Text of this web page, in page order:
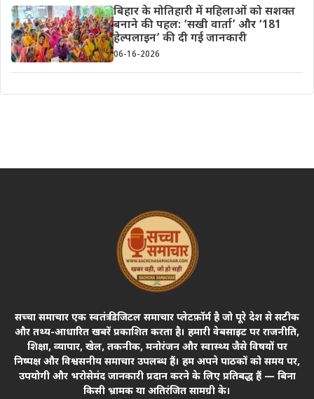
बिहार के मोतिहारी में महिलाओं को सशक्त
बनाने की पहल: ‘सखी वार्ता’ और ‘181
हेल्पलाइन’ की दी गई जानकारी
06-16-2026
सच्चा समाचार एक स्वतंत्र डिजिटल समाचार प्लेटफ़ॉर्म है जो पूरे देश से सटीक
और तथ्य-आधारित खबरें प्रकाशित करता है। हमारी वेबसाइट पर राजनीति,
शिक्षा, व्यापार, खेल, तकनीक, मनोरंजन और स्वास्थ्य जैसे विषयों पर
निष्पक्ष और विश्वसनीय समाचार उपलब्ध हैं। हम अपने पाठकों को समय पर,
उपयोगी और भरोसेमंद जानकारी प्रदान करने के लिए प्रतिबद्ध हैं — बिना
किसी भ्रामक या अतिरंजित सामग्री के।